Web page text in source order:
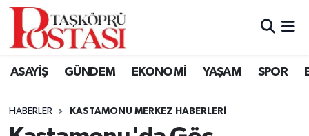
ASAYİŞ GÜNDEM EKONOMİ YAŞAM SPOR
HABERLER KASTAMONU MERKEZ HABERLERI
Kastamonu Vefat Edenler